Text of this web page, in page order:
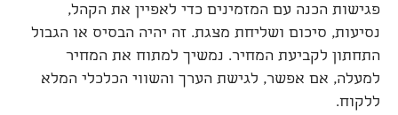
פגישות הכנה עם המזמינים כדי לאפיין את הקהל,
נסיעות, סיכום ושליחת מצגת. זה יהיה הבסיס או הגבול
התחתון לקביעת המחיר. נמשיך למתוח את המחיר
למעלה, אם אפשר, לגישת הערך והשווי הכלכלי המלא
ללקוח.